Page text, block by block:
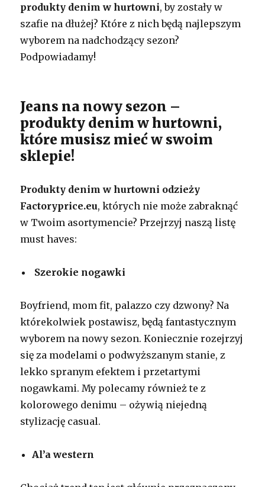
produkty denim w hurtowni, by zostały w
szafie na dłużej? Które z nich będą najlepszym
wyborem na nadchodzący sezon?
Podpowiadamy!
Jeans na nowy sezon –
produkty denim w hurtowni,
które musisz mieć w swoim
sklepie!
Produkty denim w hurtowni odzieży
Factoryprice.eu, których nie może zabraknąć
w Twoim asortymencie? Przejrzyj naszą listę
must haves:
Szerokie nogawki
Boyfriend, mom fit, palazzo czy dzwony? Na
którekolwiek postawisz, będą fantastycznym
wyborem na nowy sezon. Koniecznie rozejrzyj
się za modelami o podwyższanym stanie, z
lekko spranym efektem i przetartymi
nogawkami. My polecamy również te z
kolorowego denimu – ożywią niejedną
stylizację casual.
Al’a western